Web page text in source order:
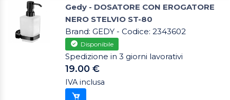
Gedy - DOSATORE CON EROGATORE
NERO STELVIO ST-80
Brand: GEDY - Codice: 2343602
Disponibile
Spedizione in 3 giorni lavorativi
19.00 €
IVA inclusa